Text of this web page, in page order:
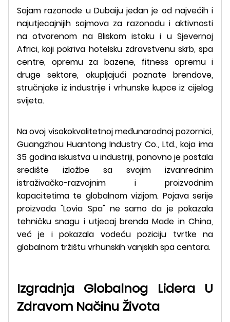
Sajam razonode u Dubaiju jedan je od najvećih i
najutjecajnijih sajmova za razonodu i aktivnosti
na otvorenom na Bliskom istoku i u Sjevernoj
Africi, koji pokriva hotelsku zdravstvenu skrb, spa
centre, opremu za bazene, fitness opremu i
druge sektore, okupljajući poznate brendove,
stručnjake iz industrije i vrhunske kupce iz cijelog
svijeta.
Na ovoj visokokvalitetnoj međunarodnoj pozornici,
Guangzhou Huantong Industry Co., Ltd., koja ima
35 godina iskustva u industriji, ponovno je postala
središte izložbe sa svojim izvanrednim
istraživačko-razvojnim i proizvodnim
kapacitetima te globalnom vizijom. Pojava serije
proizvoda "Lovia Spa" ne samo da je pokazala
tehničku snagu i utjecaj brenda Made in China,
već je i pokazala vodeću poziciju tvrtke na
globalnom tržištu vrhunskih vanjskih spa centara.
Izgradnja Globalnog Lidera U
Zdravom Načinu Života